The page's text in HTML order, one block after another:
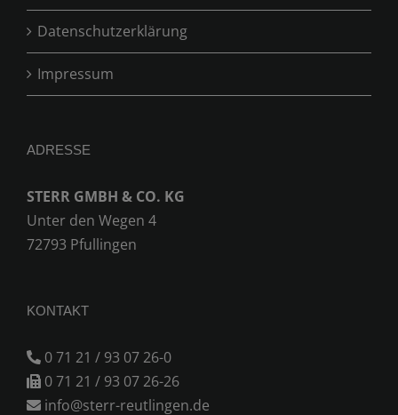
Datenschutzerklärung
Impressum
ADRESSE
STERR GMBH & CO. KG
Unter den Wegen 4
72793 Pfullingen
KONTAKT
0 71 21 / 93 07 26-0
0 71 21 / 93 07 26-26
info@sterr-reutlingen.de